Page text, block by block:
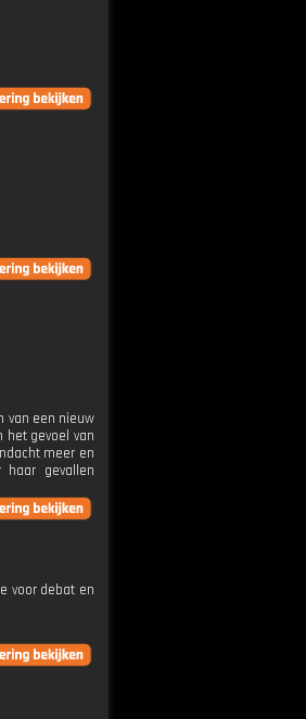
van een nieuw
het gevoel van
meer en
gevallen
voor debat en